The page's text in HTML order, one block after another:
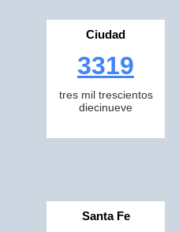
Ciudad
3319
tres mil trescientos
diecinueve
Santa Fe